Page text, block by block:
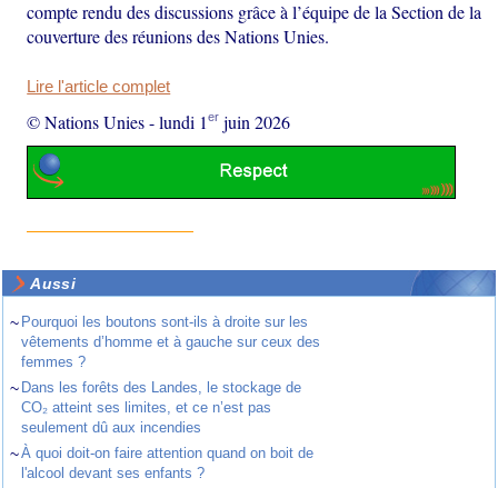
compte rendu des discussions grâce à l’équipe de la Section de la
couverture des réunions des Nations Unies.
Lire l'article complet
© Nations Unies-lundi 1er juin 2026
Aussi
~ Pourquoi les boutons sont-ils à droite sur les
vêtements d’homme et à gauche sur ceux des
femmes ?
~ Dans les forêts des Landes, le stockage de
CO₂ atteint ses limites, et ce n’est pas
seulement dû aux incendies
~À quoi doit-on faire attention quand on boit de
l'alcool devant ses enfants ?